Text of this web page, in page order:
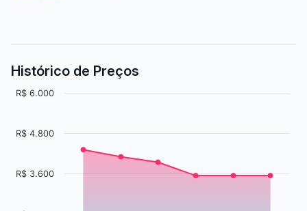
Histórico de Preços
R$ 3.600
R$ 4.800
R$ 6.000